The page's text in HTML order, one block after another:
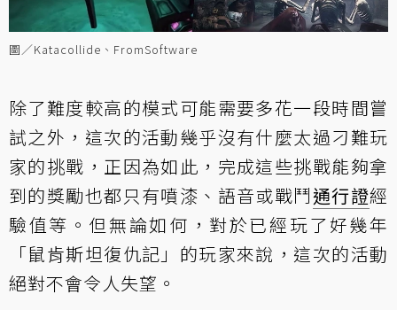
圖／Katacollide、FromSoftware
除了難度較高的模式可能需要多花一段時間嘗
試之外，這次的活動幾乎沒有什麼太過刁難玩
家的挑戰，正因為如此，完成這些挑戰能夠拿
到的獎勵也都只有噴漆、語音或戰鬥通行證經
驗值等。但無論如何，對於已經玩了好幾年
「鼠肯斯坦復仇記」的玩家來說，這次的活動
絕對不會令人失望。